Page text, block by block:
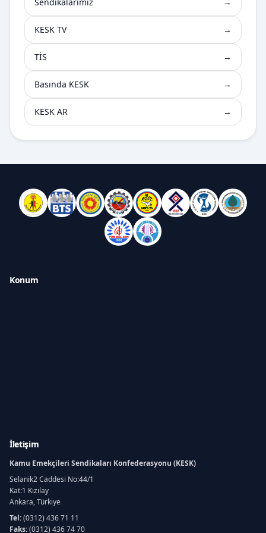
KESK TV →
TİS →
Basında KESK →
KESK AR →
Konum
İletişim
Kamu Emekçileri Sendikaları Konfederasyonu (KESK)
Selanik2 Caddesi No:44/1
Kat:1 Kızılay
Ankara, Türkiye
Tel:(0312) 436 71 11
Faks:(0312) 436 74 70